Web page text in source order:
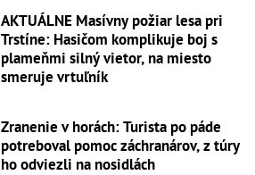
AKTUÁLNE Masívny požiar lesa pri
Trstíne: Hasičom komplikuje boj s
plameňmi silný vietor, na miesto
smeruje vrtuľník
Zranenie v horách: Turista po páde
potreboval pomoc záchranárov, z túry
ho odviezli na nosidlách